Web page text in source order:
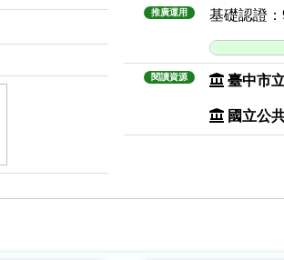
推廣運用 基礎認證
閱讀資源 臺中市
國立公